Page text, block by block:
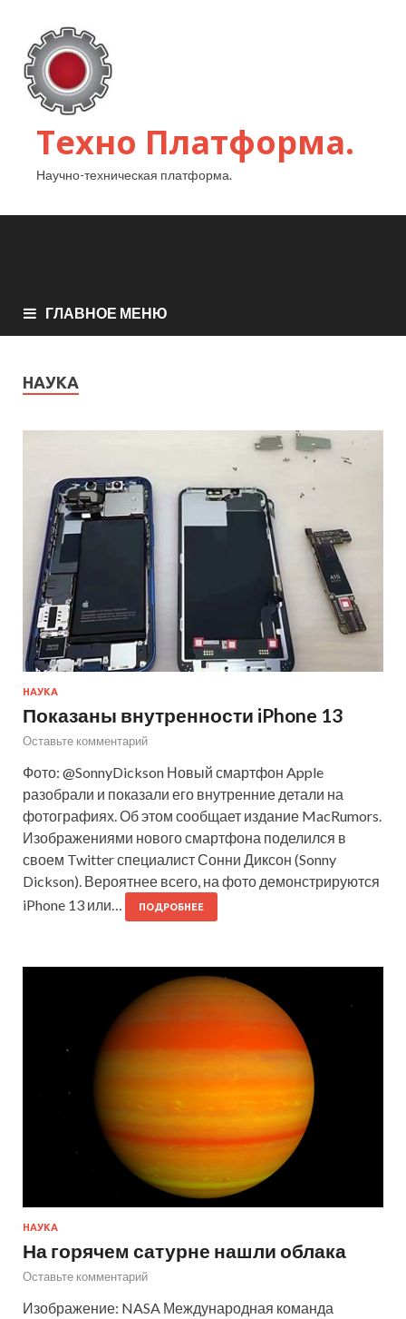
Техно Платформа.
Научно-техническая платформа.
ГЛАВНОЕ МЕНЮ
НАУКА
НАУКА
Показаны внутренности iPhone 13
Оставьте комментарий
Фото: @SonnyDickson Новый смартфон Apple
разобрали и показали его внутренние детали на
фотографиях. Об этом сообщает издание MacRumors.
Изображениями нового смартфона поделился в
своем Twitter специалист Сонни Диксон (Sonny
Dickson). Вероятнее всего, на фото демонстрируются
iPhone 13 или…
ПОДРОБНЕЕ
НАУКА
На горячем сатурне нашли облака
Оставьте комментарий
Изображение: NASA Международная команда